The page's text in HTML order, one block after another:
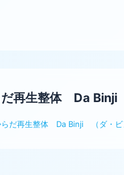
再生整体 Da Binji
らだ再生整体 Da Binji （ダ・ビ